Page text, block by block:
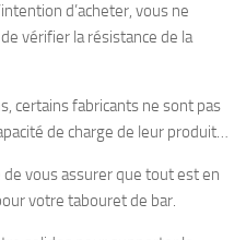
d’acheter, vous ne
vérifier la résistance de la
certains fabricants ne sont pas
de charge de leur produit…
vous assurer que tout est en
votre tabouret de bar.